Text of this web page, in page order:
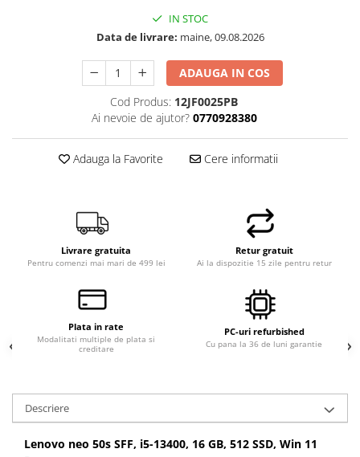
SSD
Placi de baza
Ventilatoare carcasa
Componente Renew/Refurbished
Placi de baza REFURBISHED
Placi VIDEO
PC All-in-One
All-in-One REFURBISHED
Calculatoare All-in-One RENEW
IN STOC
Data de livrare: maine, 09.08.2026
ADAUGA IN COS
Cod Produs: 12JF0025PB
Ai nevoie de ajutor? 0770928380
Adauga la Favorite Cere informatii
Livrare gratuita
Pentru comenzi mai mari de 499 lei
Retur gratuit
Ai la dispozitie 15 zile pentru retur
Plata in rate
Modalitati multiple de plata si
creditare
PC-uri refurbished
Cu pana la 36 de luni garantie
Descriere
Lenovo neo 50s SFF, i5-13400, 16 GB, 512 SSD, Win 11